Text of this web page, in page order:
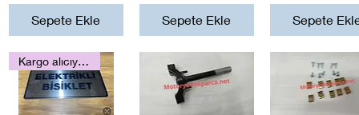
Sepete Ekle Sepete Ekle Sepete
Kargo alıcıya aittir